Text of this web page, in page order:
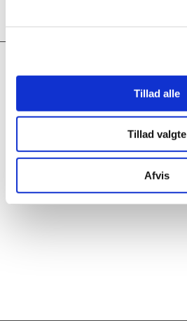
Tillad alle
Tillad valgte
Afvis
KONTAKT
Ørnevej 12
Mail:ng@ng-dk.com